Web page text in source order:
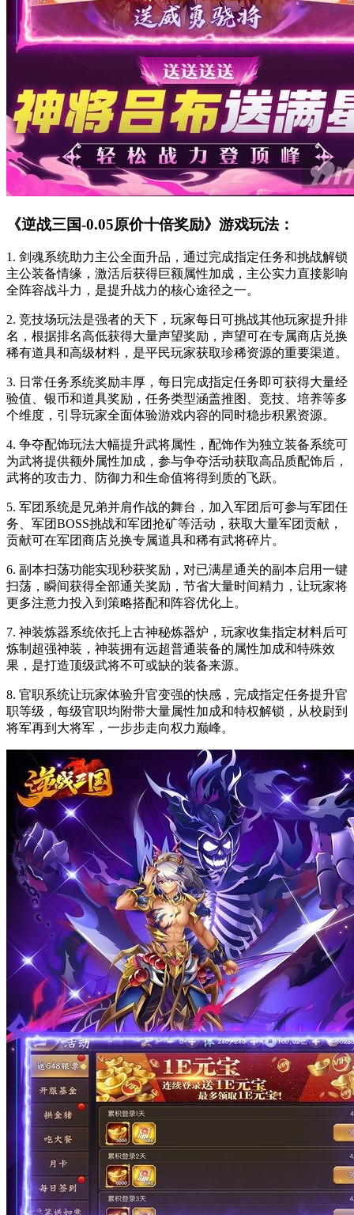
《逆战三国-0.05原价十倍奖励》游戏玩法：
1. 剑魂系统助力主公全面升品，通过完成指定任务和挑战解锁
主公装备情缘，激活后获得巨额属性加成，主公实力直接影响
全阵容战斗力，是提升战力的核心途径之一。
2. 竞技场玩法是强者的天下，玩家每日可挑战其他玩家提升排
名，根据排名高低获得大量声望奖励，声望可在专属商店兑换
稀有道具和高级材料，是平民玩家获取珍稀资源的重要渠道。
3. 日常任务系统奖励丰厚，每日完成指定任务即可获得大量经
验值、银币和道具奖励，任务类型涵盖推图、竞技、培养等多
个维度，引导玩家全面体验游戏内容的同时稳步积累资源。
4. 争夺配饰玩法大幅提升武将属性，配饰作为独立装备系统可
为武将提供额外属性加成，参与争夺活动获取高品质配饰后，
武将的攻击力、防御力和生命值将得到质的飞跃。
5. 军团系统是兄弟并肩作战的舞台，加入军团后可参与军团任
务、军团BOSS挑战和军团抢矿等活动，获取大量军团贡献，
贡献可在军团商店兑换专属道具和稀有武将碎片。
6. 副本扫荡功能实现秒获奖励，对已满星通关的副本启用一键
扫荡，瞬间获得全部通关奖励，节省大量时间精力，让玩家将
更多注意力投入到策略搭配和阵容优化上。
7. 神装炼器系统依托上古神秘炼器炉，玩家收集指定材料后可
炼制超强神装，神装拥有远超普通装备的属性加成和特殊效
果，是打造顶级武将不可或缺的装备来源。
8. 官职系统让玩家体验升官变强的快感，完成指定任务提升官
职等级，每级官职均附带大量属性加成和特权解锁，从校尉到
将军再到大将军，一步步走向权力巅峰。